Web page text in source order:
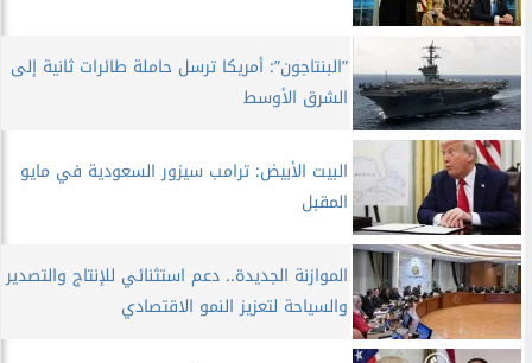
”البنتاجون”: أمريكا ترسل حاملة طائرات ثانية إلى
الشرق الأوسط
البيت الأبيض: ترامب سيزور السعودية في مايو
المقبل
الموازنة الجديدة.. دعم استثنائي للإنتاج والتصدير
والسياحة لتعزيز النمو الاقتصادي